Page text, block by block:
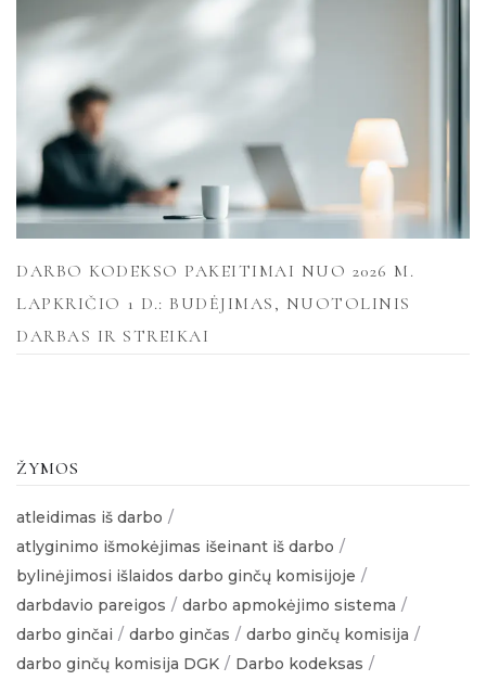
DARBO KODEKSO PAKEITIMAI NUO 2026 M.
LAPKRIČIO 1 D.: BUDĖJIMAS, NUOTOLINIS
DARBAS IR STREIKAI
ŽYMOS
atleidimas iš darbo
atlyginimo išmokėjimas išeinant iš darbo
bylinėjimosi išlaidos darbo ginčų komisijoje
darbdavio pareigos
darbo apmokėjimo sistema
darbo ginčai
darbo ginčas
darbo ginčų komisija
darbo ginčų komisija DGK
Darbo kodeksas